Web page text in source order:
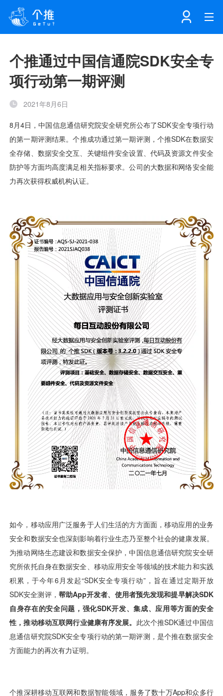
产品
个知·智能工作站
个知·智能营销AITA
个知·智能运营AIBI
消息推送
用户运营
AI应用工坊
海外推送
一键认证
营销数盘
人口数盘
视觉智能
解决方案
数据中台解决方案
互联网增长
品牌营销
城市治理
大数据精准宣防
银行数字化
智能风控
科技公益
开发者中心
文档中心
合规指南
我的开发者中心
数据工坊
个推学堂
了解我们
公司简介
新闻动态
加入我们
注册
个推通过中国信通院SDK安全专
项行动第一期评测
2021年8月6日